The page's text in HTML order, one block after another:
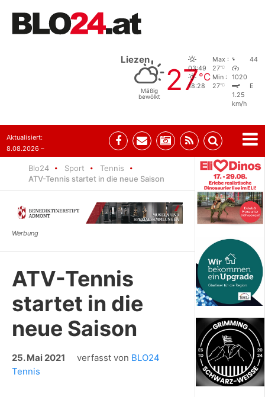
Liezen
Mäßig
bewölkt
27°C
03:49
18:28
Max :
27°C
Min :
27°C
44
1020
E
1.25
km/h
Aktualisiert:
8.08.2026 –
Blo24 Sport
Tennis
ATV-Tennis startet in die neue Saison
ATV-Tennis
startet in die
neue Saison
25. Mai 2021 verfasst von BLO24
Tennis